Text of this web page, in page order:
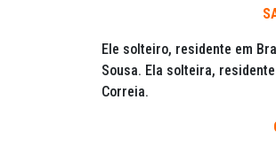
Ele solteiro, residente em
Sousa. Ela solteira,
Correia.